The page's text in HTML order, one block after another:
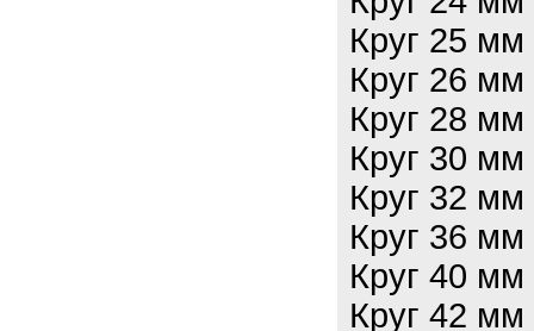
Круг 25
Круг 26
Круг 28
Круг 30
Круг 32
Круг 36
Круг 40
Круг 42